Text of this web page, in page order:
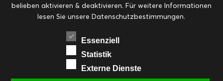
Eingemachtes Ohne Kategorie Ostern Resteküche
RezepteSaisonalSliderStartseite
Suppen, Salate & Vorspeisen
Vorspeisen, Salate & Suppen
Weihnachten Workshops & Events
belieben aktivieren & deaktivieren. Für weitere Informationen
lesen Sie unsere Datenschutzbestimmungen.
Essenziell
Statistik
Externe Dienste